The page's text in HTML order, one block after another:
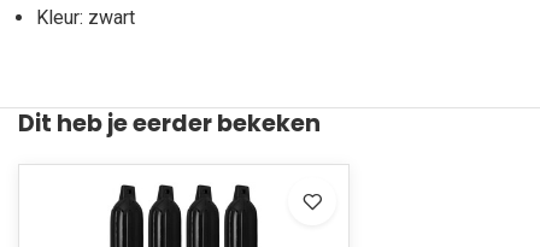
Kleur: zwart
Dit heb je eerder bekeken